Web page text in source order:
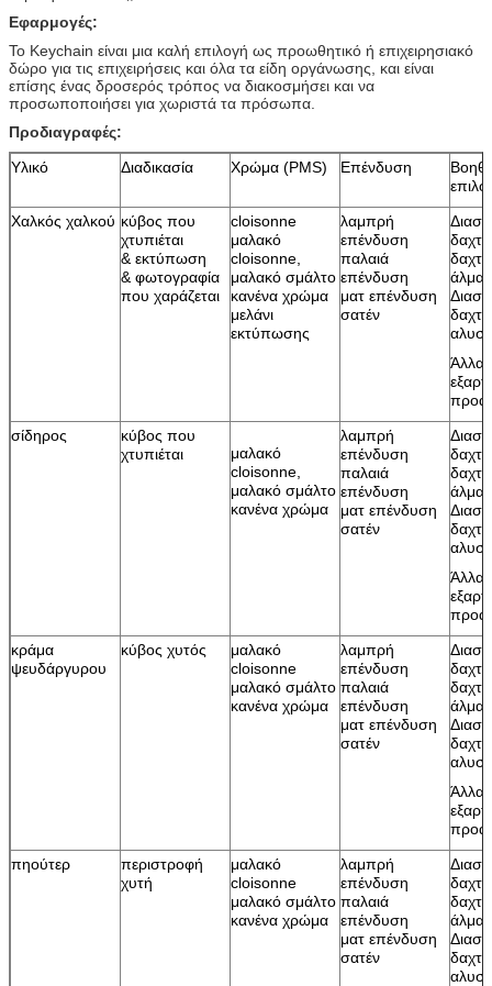
Εφαρμογές:
Το Keychain είναι μια καλή επιλογή ως προωθητικό ή επιχειρησιακό
δώρο για τις επιχειρήσεις και όλα τα είδη οργάνωσης, και είναι
επίσης ένας δροσερός τρόπος να διακοσμήσει και να
προσωποποιήσει για χωριστά τα πρόσωπα.
Προδιαγραφές:
Υλικό
Διαδικασία Χρώμα (PMS) Επένδυση
Χαλκός χαλκού κύβος που
χτυπιέται
& εκτύπωση
& φωτογραφία
που χαράζεται
cloisonne
μαλακό
cloisonne,
μαλακό σμάλτο
κανένα χρώμα
μελάνι
εκτύπωσης
λαμπρή
επένδυση
παλαιά
επένδυση
ματ επένδυση
σατέν
Άλλα
σίδηρος
κύβος που
χτυπιέται
μαλακό
cloisonne,
μαλακό σμάλτο
κανένα χρώμα
λαμπρή
επένδυση
παλαιά
επένδυση
ματ επένδυση
σατέν
Άλλα
κράμα
ψευδάργυρου
κύβος χυτός
μαλακό
cloisonne
μαλακό σμάλτο
κανένα χρώμα
λαμπρή
επένδυση
παλαιά
επένδυση
ματ επένδυση
σατέν
Άλλα
πηούτερ
περιστροφή
χυτή
μαλακό
cloisonne
μαλακό σμάλτο
κανένα χρώμα
λαμπρή
επένδυση
παλαιά
επένδυση
ματ επένδυση
σατέν